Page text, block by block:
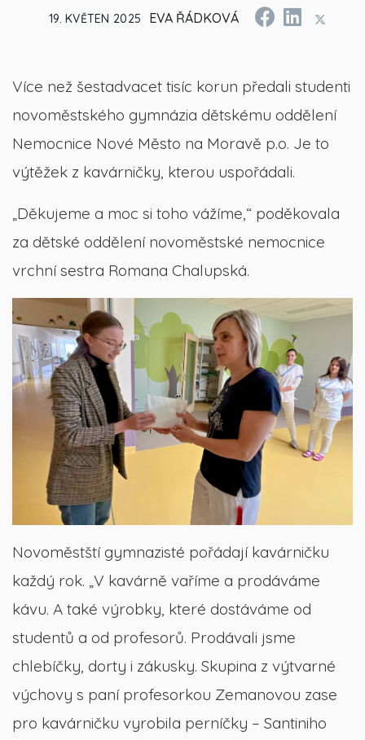
EVA ŘÁDKOVÁ
19. KVĚTEN 2025
Více než šestadvacet tisíc korun předali studenti
novoměstského gymnázia dětskému oddělení
Nemocnice Nové Město na Moravě p.o. Je to
výtěžek z kavárničky, kterou uspořádali.
„Děkujeme a moc si toho vážíme,“ poděkovala
za dětské oddělení novoměstské nemocnice
vrchní sestra Romana Chalupská.
Novoměstští gymnazisté pořádají kavárničku
každý rok. „V kavárně vaříme a prodáváme
kávu. A také výrobky, které dostáváme od
studentů a od profesorů. Prodávali jsme
chlebíčky, dorty i zákusky. Skupina z výtvarné
výchovy s paní profesorkou Zemanovou zase
pro kavárničku vyrobila perníčky – Santiniho